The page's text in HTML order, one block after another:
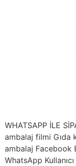
WHATSAPP İLE
ambalaj filmi Gıda
ambalaj Facebook
WhatsApp